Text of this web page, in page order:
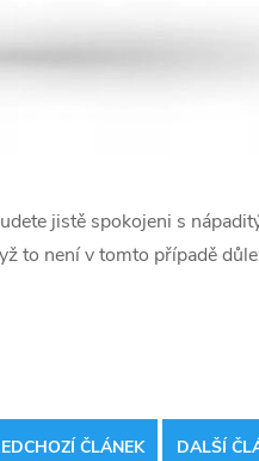
jistě spokojeni s
to není v tomto případě
ČLÁNEK DALŠÍ